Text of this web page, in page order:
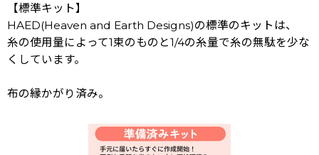
【標準キット】
HAED(Heaven and Earth Designs)の標準のキットは、
糸の使用量によって1束のものと1/4の糸量で糸の無駄を少な
くしています。
布の縁かがり済み。